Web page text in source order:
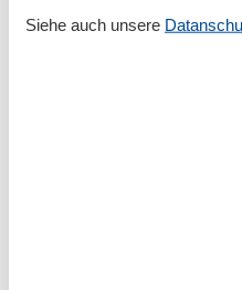
Siehe auch unsere